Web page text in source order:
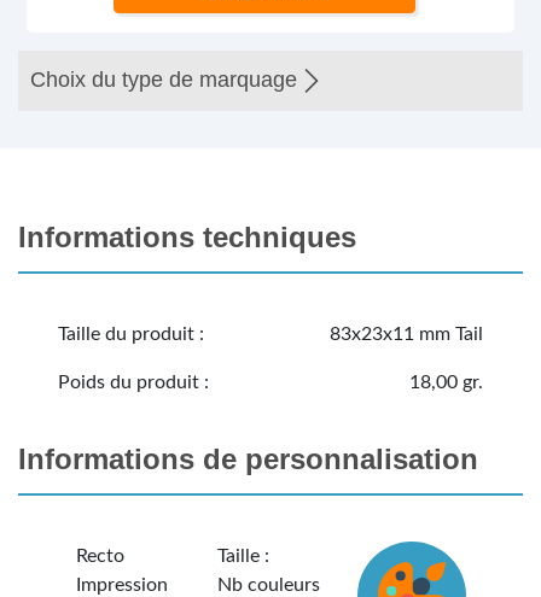
Choix du type de marquage
Informations techniques
Taille du produit : 83x23x11 mm Tail
Poids du produit : 18,00 gr.
Informations de personnalisation
Recto
Impression
Taille :
Nb couleurs